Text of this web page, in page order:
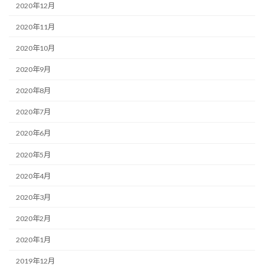
2020年12月
2020年11月
2020年10月
2020年9月
2020年8月
2020年7月
2020年6月
2020年5月
2020年4月
2020年3月
2020年2月
2020年1月
2019年12月